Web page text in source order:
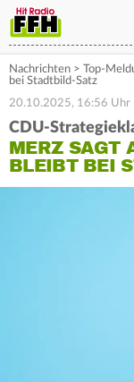
Nachrichten > Top-
bei Stadtbild-Satz
20.10.2025, 16:56 Uhr
CDU-
MERZ SAGT
BLEIBT BEI